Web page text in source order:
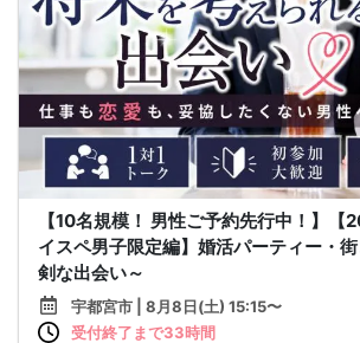
【10名規模！ 男性ご予約先行中！】【
イスペ男子限定編】婚活パーティー・
剣な出会い～
宇都宮市 | 8月8日(土) 15:15〜
受付終了まで33時間